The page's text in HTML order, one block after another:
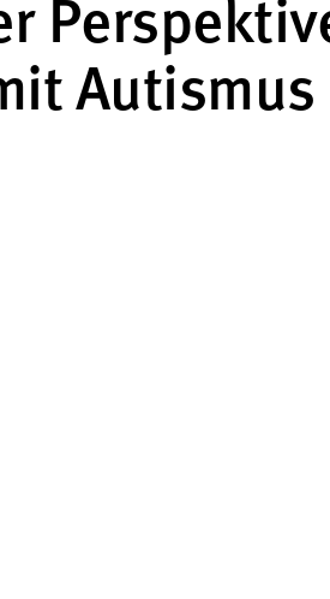
Autismus